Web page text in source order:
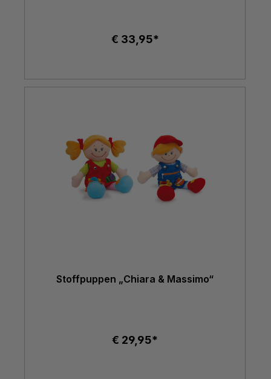
€ 33,95*
Stoffpuppen „Chiara & Massimo“
€ 29,95*